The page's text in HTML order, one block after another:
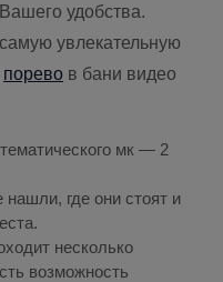
удобства.
увлекательную
порево в бани видео
мк — 2
где они стоят и
несколько
возможность